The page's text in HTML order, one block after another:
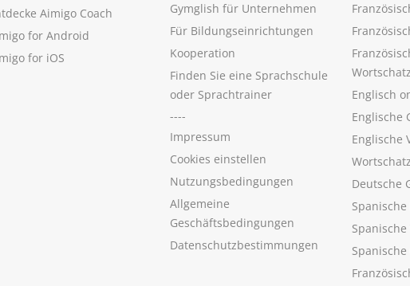
Aimigo Coach
for Android
for iOS
Gymglish für Unternehmen
Für Bildungseinrichtungen
Kooperation
Finden Sie eine Sprachschule
oder Sprachtrainer
----
Impressum
Cookies einstellen
Nutzungsbedingungen
Allgemeine
Geschäftsbedingungen
Datenschutzbestimmungen
Wortschatz
Englisch
Englische
Englische
Deutsche